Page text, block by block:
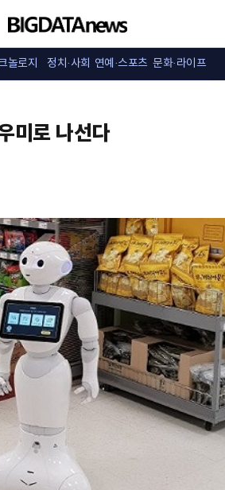
놀로지 정치·사회 연예·스포츠 문화·라이프
미로 나선다